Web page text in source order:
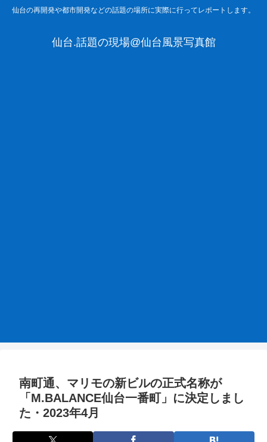
仙台の再開発や都市開発などの話題の場所に実際に行ってレポートします。
仙台.話題の現場@仙台風景写真館
南町通、マリモの新ビルの正式名称が
「M.BALANCE仙台一番町」に決定しまし
た・2023年4月